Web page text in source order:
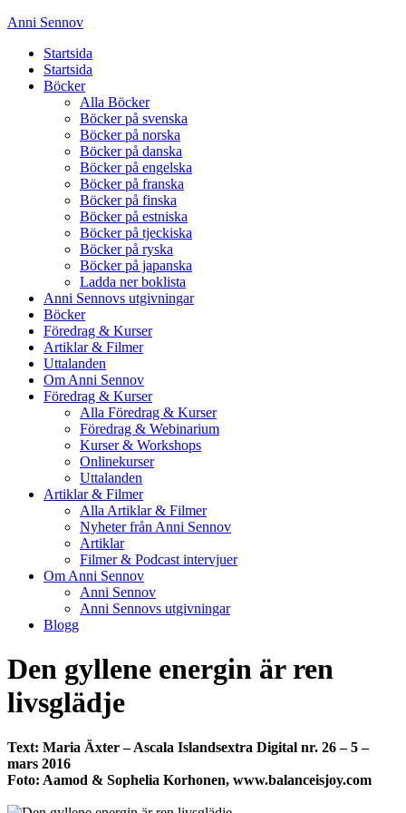
Anni Sennov
Startsida
Startsida
Böcker
Alla Böcker
Böcker på svenska
Böcker på norska
Böcker på danska
Böcker på engelska
Böcker på franska
Böcker på finska
Böcker på estniska
Böcker på tjeckiska
Böcker på ryska
Böcker på japanska
Ladda ner boklista
Anni Sennovs utgivningar
Böcker
Föredrag & Kurser
Artiklar & Filmer
Uttalanden
Om Anni Sennov
Föredrag & Kurser
Alla Föredrag & Kurser
Föredrag & Webinarium
Kurser & Workshops
Onlinekurser
Uttalanden
Artiklar & Filmer
Alla Artiklar & Filmer
Nyheter från Anni Sennov
Artiklar
Filmer & Podcast intervjuer
Om Anni Sennov
Anni Sennov
Anni Sennovs utgivningar
Blogg
Den gyllene energin är ren
livsglädje
Text: Maria Äxter – Ascala Islandsextra Digital nr. 26 – 5 –
mars 2016
Foto: Aamod & Sophelia Korhonen, www.balanceisjoy.com